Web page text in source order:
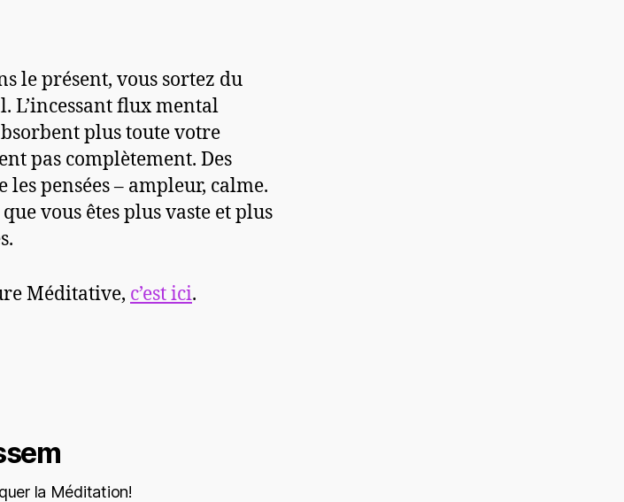
le présent, vous sortez du
L’incessant flux mental
plus toute votre
pas complètement. Des
pensées – ampleur, calme.
vous êtes plus vaste et plus
Méditative, c’est ici.
la Méditation!